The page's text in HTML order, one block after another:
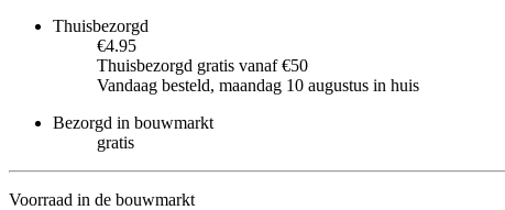
Thuisbezorgd
€4.95
Thuisbezorgd gratis vanaf €50
Vandaag besteld, maandag 10 augustus in huis
Bezorgd in bouwmarkt
gratis
Voorraad in de bouwmarkt